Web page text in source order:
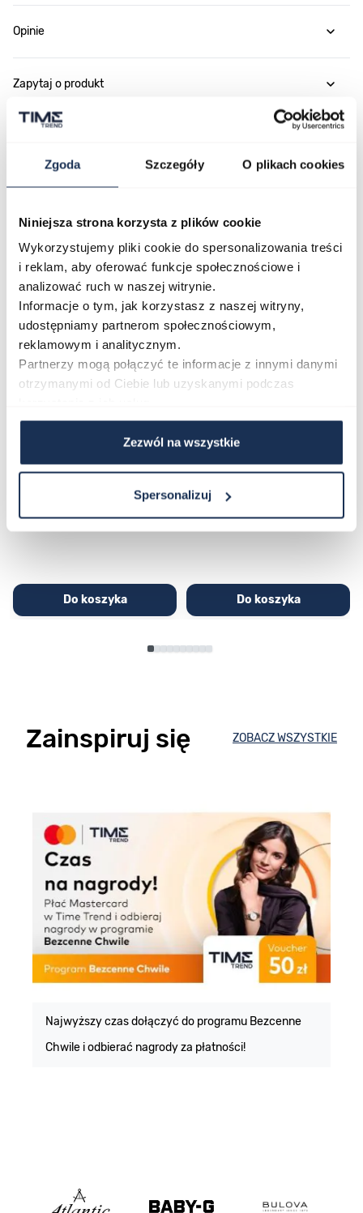
Zgoda Szczegóły O plikach cookies
Niniejsza strona korzysta z plików cookie
Wykorzystujemy pliki cookie do spersonalizowania treści
i reklam, aby oferować funkcje społecznościowe i
analizować ruch w naszej witrynie.
Informacje o tym, jak korzystasz z naszej witryny,
udostępniamy partnerom społecznościowym,
reklamowym i analitycznym.
Partnerzy mogą połączyć te informacje z innymi danymi
otrzymanymi od Ciebie lub uzyskanymi podczas
Zezwól na wszystkie
Spersonalizuj
Opinie
Zapytaj o produkt
Najczęściej kupowane
Poruszanie się po elementach karuzeli jest możliwe za pomocą
Naciśnij, aby pominąć karuzelę
Naciśnij, aby przejść do nawigacji karuzeli
1AVEF
251,00 zł279,00 zł
Do koszyka
9DMQYES
296,00 zł329,00 zł
Do koszyka
Zainspiruj się ZOBACZ WSZYSTKIE
Najwyższy czas dołączyć do programu Bezcenne
Chwile i odbierać nagrody za płatności!